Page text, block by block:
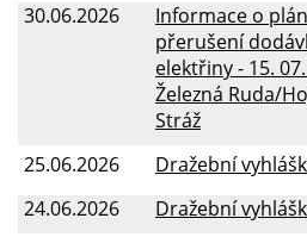
30.06.2026
Informace o
přerušení
elektřiny - 15.
Železná Ruda/
Stráž
25.06.2026
Dražební
24.06.2026
Dražební